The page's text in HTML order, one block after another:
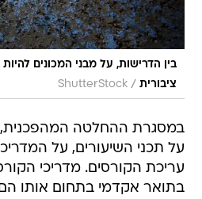
בין הדרישות, על מבני המכונים
ציבורית /
ShutterStock
במסגרת ההחלטה המהפכנית,
על תכני השיעורים, על
עריכת הקורסים. מדריכי
בתואר אקדמי בתחום אותו